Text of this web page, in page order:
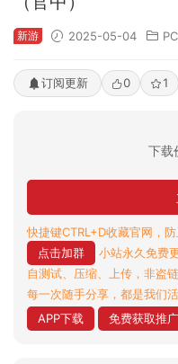
新游 2025-05-04
订阅更新 0 1
下载
快捷键CTRL+D收藏官网，
点击加群
小站永久免费
自测试、压缩、上传，非盗
每一次随手分享，都是我们
APP下载
免费获取推